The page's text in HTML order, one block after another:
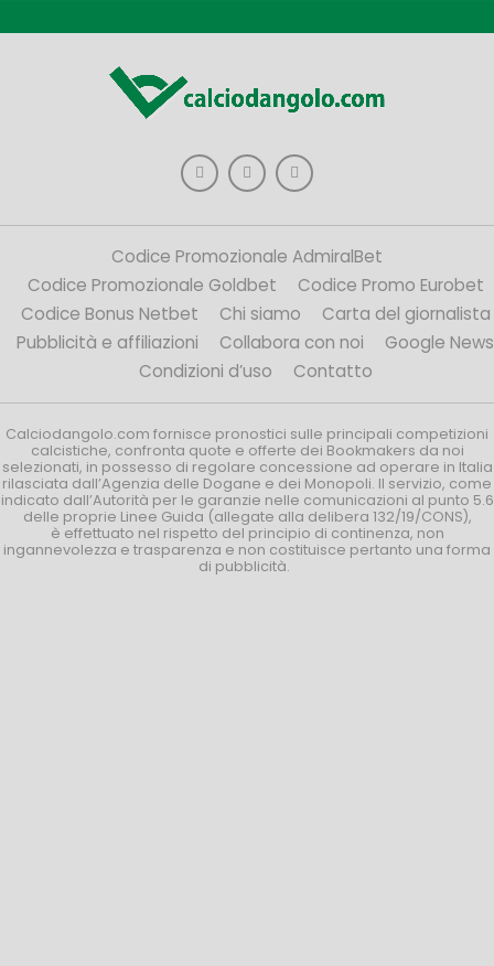
Codice Promozionale AdmiralBet
Codice Promozionale Goldbet
Codice Promo Eurobet
Codice Bonus Netbet
Chi siamo
Carta del giornalista
Pubblicità e affiliazioni
Collabora con noi
Google News
Condizioni d’uso
Contatto
Calciodangolo.com fornisce pronostici sulle principali competizioni
calcistiche, confronta quote e offerte dei Bookmakers da noi
selezionati, in possesso di regolare concessione ad operare in Italia
rilasciata dall’Agenzia delle Dogane e dei Monopoli. Il servizio, come
indicato dall’Autorità per le garanzie nelle comunicazioni al punto 5.6
delle proprie Linee Guida (allegate alla delibera 132/19/CONS),
è effettuato nel rispetto del principio di continenza, non
ingannevolezza e trasparenza e non costituisce pertanto una forma
di pubblicità.